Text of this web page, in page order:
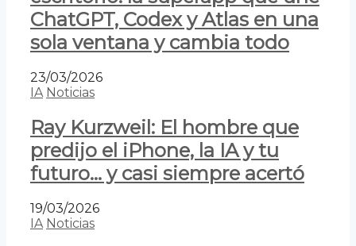
ChatGPT, Codex y Atlas en una
sola ventana y cambia todo
23/03/2026
IA Noticias
Ray Kurzweil: El hombre que
predijo el iPhone, la IA y tu
futuro… y casi siempre acertó
19/03/2026
IA Noticias